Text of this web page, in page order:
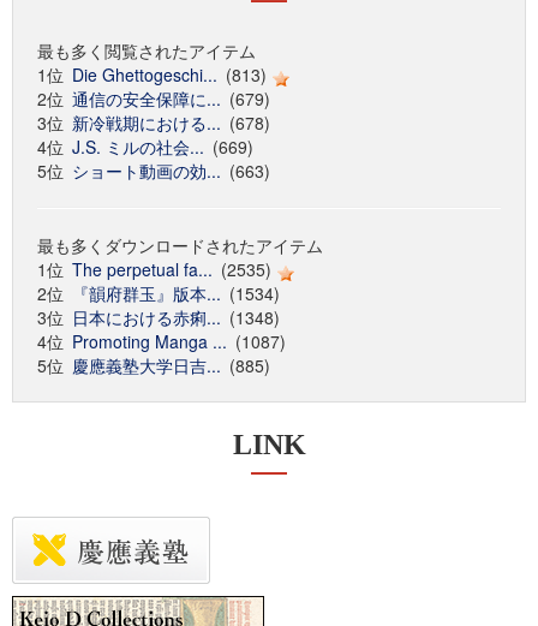
最も多く閲覧されたアイテム
1位 Die Ghettogeschi... (813)
2位 通信の安全保障に... (679)
3位 新冷戦期における... (678)
4位 J.S. ミルの社会... (669)
5位 ショート動画の効... (663)
最も多くダウンロードされたアイテム
1位 The perpetual fa... (2535)
2位
『韻府群玉』版本... (1534)
3位 日本における赤痢... (1348)
4位 Promoting Manga ... (1087)
5位 慶應義塾大学日吉... (885)
LINK